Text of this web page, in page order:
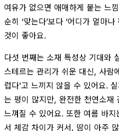
여유가 없으면 애매하게 붙는 느
순히 ‘맞는다’보다 ‘어디가 얼마
것이 좋아요.
다섯 번째는 소재 특성상 기대와
스테르는 관리가 쉬운 대신, 사람
럽다’고 느끼지 않을 수 있어요.
는 평이 많지만, 완전한 천연소재
느껴질 수 있어요. 또한 여름 바지
서 체감 차이가 커서, 땀이 아주